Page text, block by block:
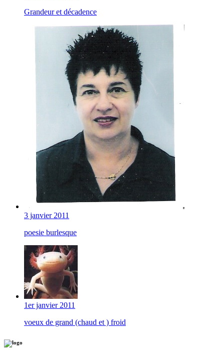
Grandeur et décadence
3 janvier 2011
poesie burlesque
1er janvier 2011
voeux de grand (chaud et ) froid